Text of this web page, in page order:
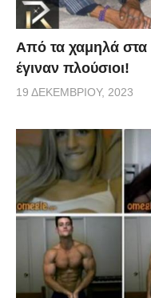
Από τα χαμηλά στα
έγιναν πλούσιοι!
19 ΔΕΚΕΜΒΡΊΟΥ, 2023